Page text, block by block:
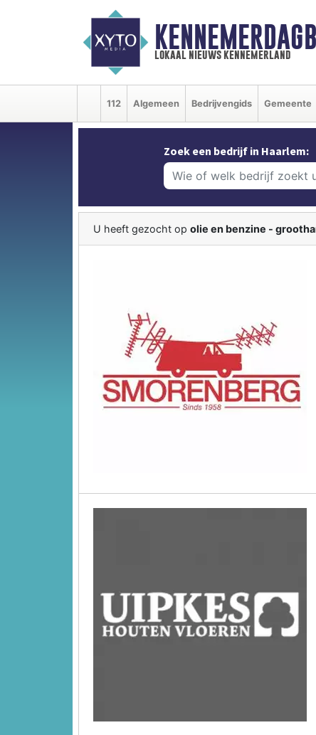
lokaal nieuws kennemerland
112 Algemeen Bedrijvengids Gemeente
Zoek een bedrijf in Haarlem:
U heeft gezocht op olie en benzine -